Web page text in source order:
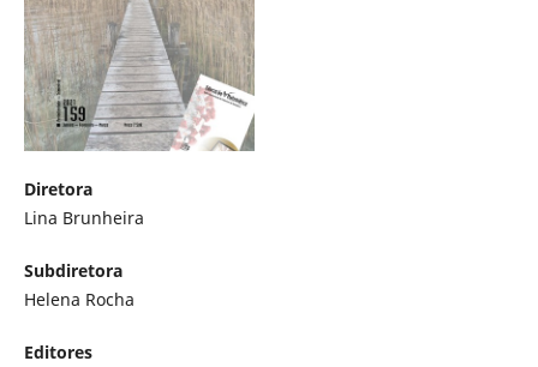
Diretora
Lina Brunheira
Subdiretora
Helena Rocha
Editores